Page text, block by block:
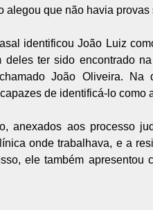
alegou que não havia
identificou João Luiz
ter sido encontrado
João Oliveira. Na
de identificá-lo como
anexados aos processo
onde trabalhava, e a
ele também